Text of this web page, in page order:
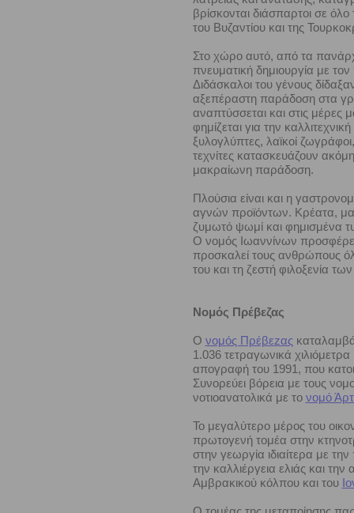
βρίσκονται διάσπαρτοι σε
του Βυζαντίου και της
Στο χώρο αυτό, από τα
πνευματική δημιουργία με
Διδάσκαλοι του γένους
αξεπέραστη παράδοση στα
αναπτύσσεται και στις
φημίζεται για την
ξυλογλύπτες, λαϊκοί
τεχνίτες κατασκευάζουν
μακραίωνη παράδοση.
Πλούσια είναι και η
αγνών προϊόντων. Κρέατα,
ζυμωτό ψωμί και φημισμένα
Ο νομός Ιωαννίνων
προσκαλεί τους ανθρώπους
του και τη ζεστή φιλοξενία
Νομός Πρέβεζας
Ο νομός Πρέβεzας
1.036 τετραγωνικά
απογραφή του 1991, που
Συνορεύει βόρεια με τους
νοτιοανατολικά με το νομό
Το μεγαλύτερο μέρος του
πρωτογενή τομέα στην
στην γεωργία ιδιαίτερα με
την καλλιέργεια ελιάς και
Αμβρακικού κόλπου και του